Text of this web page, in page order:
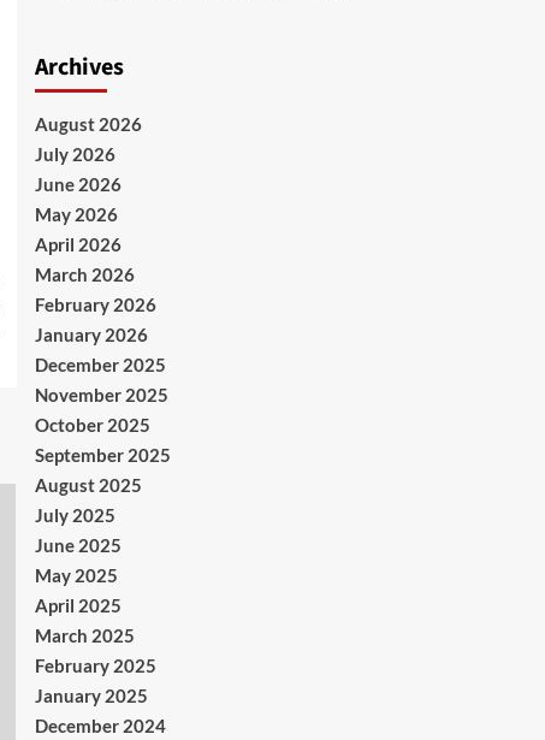
Archives
August 2026
July 2026
June 2026
May 2026
April 2026
March 2026
February 2026
January 2026
December 2025
November 2025
October 2025
September 2025
August 2025
July 2025
June 2025
May 2025
April 2025
March 2025
February 2025
January 2025
December 2024